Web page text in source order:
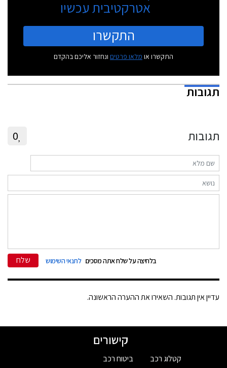
אטרקטיבית עכשיו
התקשרו
התקשרו או מלאו פרטים ונחזור אליכם בהקדם
תגובות
תגובות 0
בלחיצה על שלח אתה מסכים לתנאי השימוש שלח
עדיין אין תגובות. השאירו את ההערה הראשונה.
קישורים
קטלוג רכב
ביטוח רכב